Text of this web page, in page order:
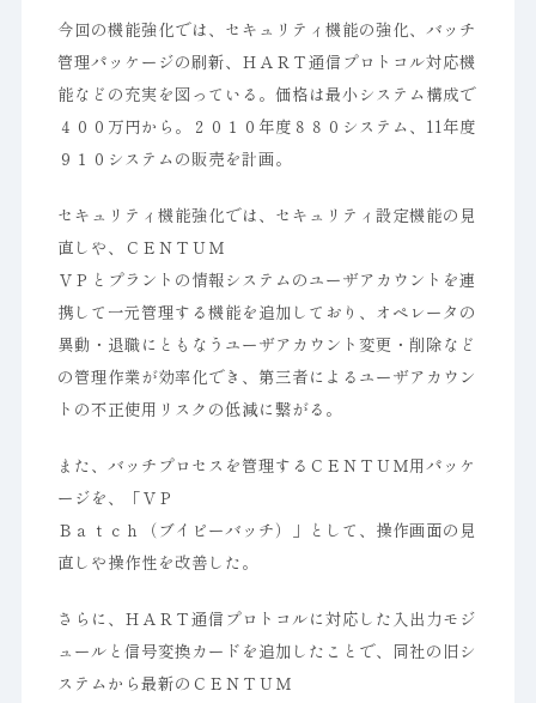
今回の機能強化では、セキュリティ機能の強化、バッチ
管理パッケージの刷新、ＨＡＲＴ通信プロトコル対応機
能などの充実を図っている。価格は最小システム構成で
４００万円から。２０１０年度８８０システム、11年度
９１０システムの販売を計画。
セキュリティ機能強化では、セキュリティ設定機能の見
直しや、ＣＥＮＴＵＭ
ＶＰとプラントの情報システムのユーザアカウントを連
携して一元管理する機能を追加しており、オペレータの
異動・退職にともなうユーザアカウント変更・削除など
の管理作業が効率化でき、第三者によるユーザアカウン
トの不正使用リスクの低減に繋がる。
また、バッチプロセスを管理するＣＥＮＴＵＭ用パッケ
ージを、「ＶＰ
Ｂａｔｃｈ（ブイピーバッチ）」として、操作画面の見
直しや操作性を改善した。
さらに、ＨＡＲＴ通信プロトコルに対応した入出力モジ
ュールと信号変換カードを追加したことで、同社の旧シ
ステムから最新のＣＥＮＴＵＭ